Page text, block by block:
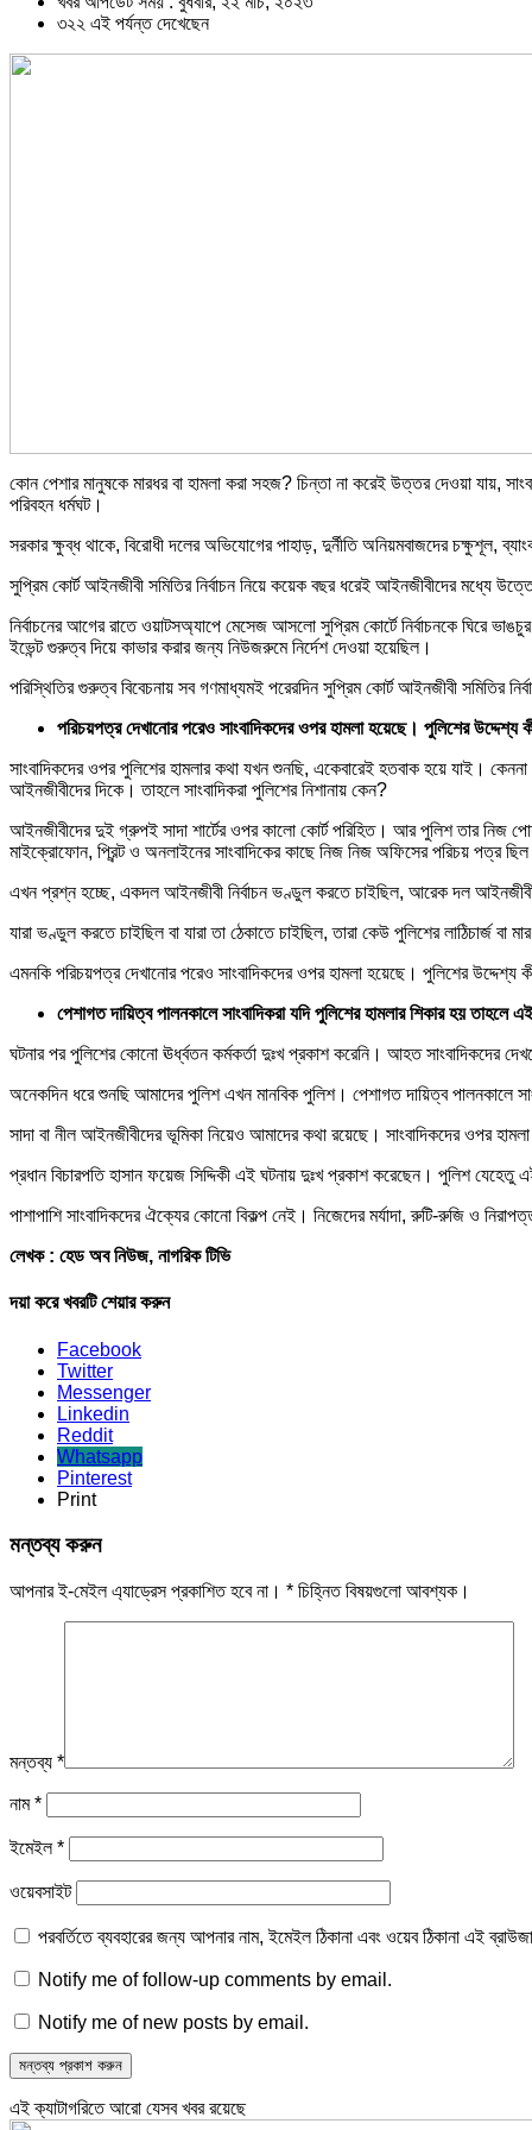
৩২২ এই পর্যন্ত দেখেছেন
কোন পেশার মানুষকে মারধর বা হামলা করা সহজ? চিন্তা না করেই উত্তর দেওয়া যায়,
পরিবহন ধর্মঘট।
সরকার ক্ষুব্ধ থাকে, বিরোধী দলের অভিযোগের পাহাড়, দুর্নীতি অনিয়মবাজদের চক্ষুশূল,
সুপ্রিম কোর্ট আইনজীবী সমিতির নির্বাচন নিয়ে কয়েক বছর ধরেই আইনজীবীদের মধ্যে
নির্বাচনের আগের রাতে ওয়াটসঅ্যাপে মেসেজ আসলো সুপ্রিম কোর্টে নির্বাচনকে ঘিরে
ইভেন্ট গুরুত্ব দিয়ে কাভার করার জন্য নিউজরুমে নির্দেশ দেওয়া হয়েছিল।
পরিস্থিতির গুরুত্ব বিবেচনায় সব গণমাধ্যমই পরেরদিন সুপ্রিম কোর্ট আইনজীবী সমিতির
পরিচয়পত্র দেখানোর পরেও সাংবাদিকদের ওপর হামলা হয়েছে। পুলিশের
সাংবাদিকদের ওপর পুলিশের হামলার কথা যখন শুনছি, একেবারেই হতবাক হয়ে যাই।
আইনজীবীদের দিকে। তাহলে সাংবাদিকরা পুলিশের নিশানায় কেন?
আইনজীবীদের দুই গ্রুপই সাদা শার্টের ওপর কালো কোর্ট পরিহিত। আর পুলিশ তার নিজ
মাইক্রোফোন, প্রিন্ট ও অনলাইনের সাংবাদিকের কাছে নিজ নিজ অফিসের পরিচয় পত্র
এখন প্রশ্ন হচ্ছে, একদল আইনজীবী নির্বাচন ভণ্ডুল করতে চাইছিল, আরেক দল আইনজীবী
যারা ভণ্ডুল করতে চাইছিল বা যারা তা ঠেকাতে চাইছিল, তারা কেউ পুলিশের লাঠিচার্জ বা
এমনকি পরিচয়পত্র দেখানোর পরেও সাংবাদিকদের ওপর হামলা হয়েছে। পুলিশের
পেশাগত দায়িত্ব পালনকালে সাংবাদিকরা যদি পুলিশের হামলার শিকার হয়
ঘটনার পর পুলিশের কোনো ঊর্ধ্বতন কর্মকর্তা দুঃখ প্রকাশ করেনি। আহত সাংবাদিকদের
অনেকদিন ধরে শুনছি আমাদের পুলিশ এখন মানবিক পুলিশ। পেশাগত দায়িত্ব পালনকালে
সাদা বা নীল আইনজীবীদের ভূমিকা নিয়েও আমাদের কথা রয়েছে। সাংবাদিকদের ওপর
প্রধান বিচারপতি হাসান ফয়েজ সিদ্দিকী এই ঘটনায় দুঃখ প্রকাশ করেছেন। পুলিশ
পাশাপাশি সাংবাদিকদের ঐক্যের কোনো বিকল্প নেই। নিজেদের মর্যাদা, রুটি-রুজি ও
লেখক : হেড অব নিউজ, নাগরিক টিভি
দয়া করে খবরটি শেয়ার করুন
Facebook
Twitter
Messenger
Linkedin
Reddit
Whatsapp
Pinterest
Print
মন্তব্য করুন
আপনার ই-মেইল এ্যাড্রেস প্রকাশিত হবে না। * চিহ্নিত বিষয়গুলো আবশ্যক।
মন্তব্য *
নাম*
ইমেইল*
ওয়েবসাইট
পরবর্তিতে ব্যবহারের জন্য আপনার নাম, ইমেইল ঠিকানা এবং ওয়েব ঠিকানা এই
Notify me of follow-up comments by email.
Notify me of new posts by email.
এই ক্যাটাগরিতে আরো যেসব খবর রয়েছে